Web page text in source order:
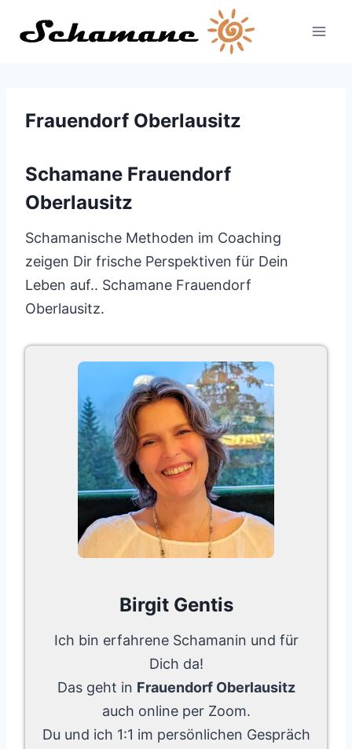
Inhalt
Frauendorf Oberlausitz
Schamane Frauendorf
Oberlausitz
Schamanische Methoden im Coaching
zeigen Dir frische Perspektiven für Dein
Leben auf.. Schamane Frauendorf
Oberlausitz.
Birgit Gentis
Ich bin erfahrene Schamanin und für
Dich da!
Das geht in Frauendorf Oberlausitz
auch online per Zoom.
Du und ich 1:1 im persönlichen Gespräch